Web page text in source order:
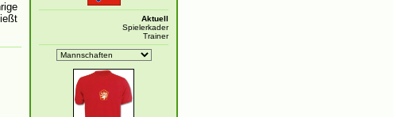
Aktuell
Spielerkader
Trainer